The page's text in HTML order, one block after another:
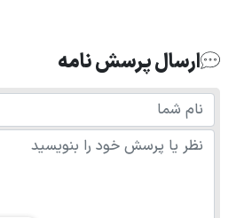
ارسال پرسش نامه